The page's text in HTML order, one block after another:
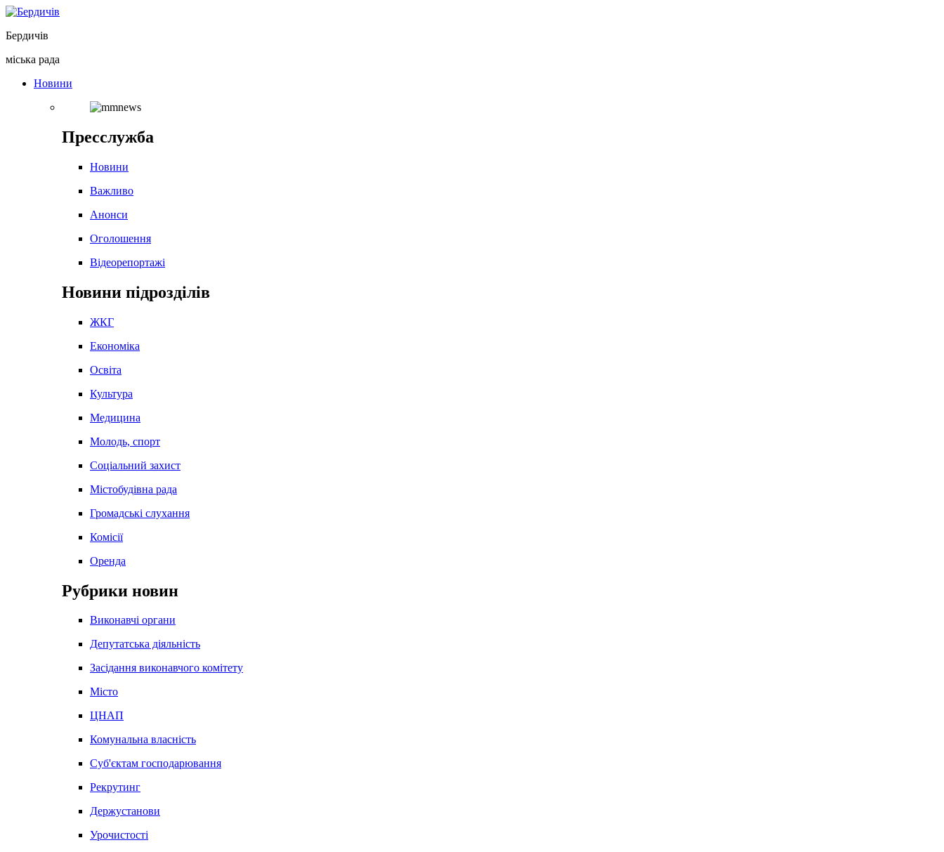
Перейти
вмісту
Бердичів
міська рада
Новини
Пресслужба
Новини
Важливо
Анонси
Оголошення
Відеорепортажі
Новини підрозділів
ЖКГ
Економіка
Освіта
Культура
Медицина
Молодь, спорт
Соціальний захист
Містобудівна рада
Громадські слухання
Комісії
Оренда
Рубрики новин
Виконавчі органи
Депутатська діяльність
Засідання виконавчого комітету
Місто
ЦНАП
Комунальна власність
Суб'єктам господарювання
Рекрутинг
Держустанови
Урочистості